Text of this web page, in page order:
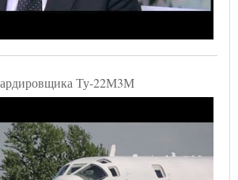
Ту-22М3М